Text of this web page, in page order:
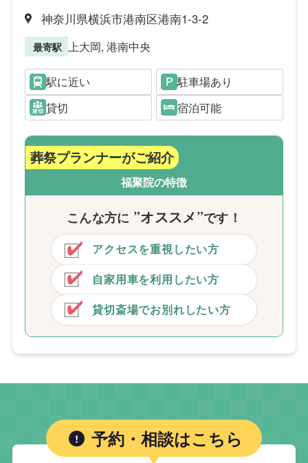
神奈川県横浜市港南区港南1-3-2
最寄駅 上大岡, 港南中央
駅に近い
駐車場あり
貸切
宿泊可能
葬祭プランナーがご紹介
福聚院の特徴
こんな方に ”オススメ”です！
アクセスを重視したい方
自家用車を利用したい方
貸切斎場でお別れしたい方
予約・相談はこちら